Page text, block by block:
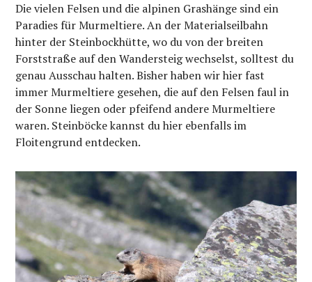
Die vielen Felsen und die alpinen Grashänge sind ein
Paradies für Murmeltiere. An der Materialseilbahn
hinter der Steinbockhütte, wo du von der breiten
Forststraße auf den Wandersteig wechselst, solltest du
genau Ausschau halten. Bisher haben wir hier fast
immer Murmeltiere gesehen, die auf den Felsen faul in
der Sonne liegen oder pfeifend andere Murmeltiere
waren. Steinböcke kannst du hier ebenfalls im
Floitengrund entdecken.